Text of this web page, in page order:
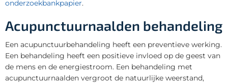
onderzoekbankpapier.
Acupunctuurnaalden behandeling
Een acupunctuurbehandeling heeft een preventieve werking.
Een behandeling heeft een positieve invloed op de geest van
de mens en de energiestroom. Een behandeling met
acupunctuurnaalden vergroot de natuurlijke weerstand,